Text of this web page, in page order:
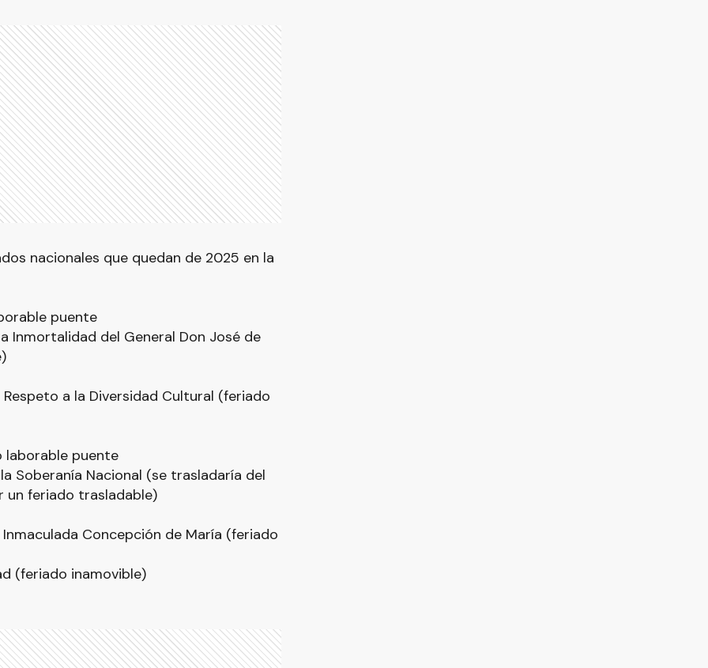
nacionales que quedan de 2025 en la
puente
Inmortalidad del General Don José de
a la Diversidad Cultural (feriado
laborable puente
Soberanía Nacional (se trasladaría del
un feriado trasladable)
Concepción de María (feriado
(feriado inamovible)